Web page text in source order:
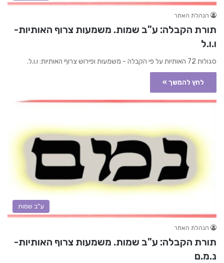
הנהלת האתר
תורת הקבלה: ע"ב שמות. משמעות צרוף האותיות-
ו.ו.ל
סגולות 72 האותיות על פי הקבלה - משמעות ופירוש צרוף האותיות: ו.ו.ל.
לחץ להמשך »
ע"ב שמות
הנהלת האתר
תורת הקבלה: ע"ב שמות. משמעות צרוף האותיות-
נ.מ.ם